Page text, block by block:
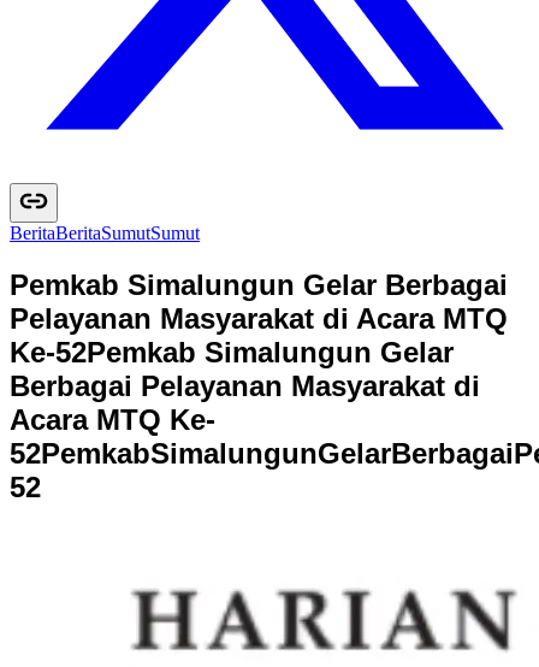
BeritaBeritaSumutSumut
Pemkab Simalungun Gelar Berbagai
Pelayanan Masyarakat di Acara MTQ
Ke-52Pemkab Simalungun Gelar
Berbagai Pelayanan Masyarakat di
Acara MTQ Ke-
52PemkabSimalungunGelarBerbagaiP
52